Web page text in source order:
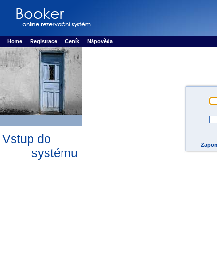
Rezervujse - Port�l pro online rezervace sportu
Home Registrace Ceník Nápověda
Vstup do
systému